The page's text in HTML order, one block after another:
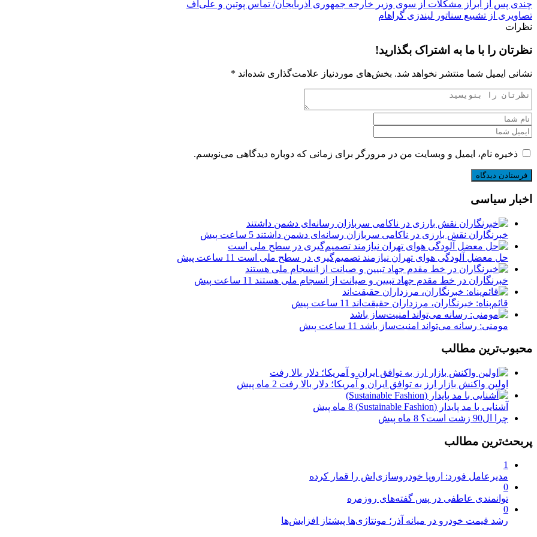
چندی پس از ابراز مشکلات از سوی وزیر خارجه جمهوری آذربایجان/ تماس پوتین و علی‌اف
تصاویری از تشییع سناتور لیندزی گراهام
نظرات
نظرتان را با ما به اشتراک بگذارید!
نشانی ایمیل شما منتشر نخواهد شد. بخش‌های موردنیاز علامت‌گذاری شده‌اند *
ذخیره نام، ایمیل و وبسایت من در مرورگر برای زمانی که دوباره دیدگاهی می‌نویسم.
اخبار سیاسی
خبرنگاران نقش بارزی در ناکامی سربازان رسانه‌ای دشمن داشتند 5 ساعت پیش
حل معضل آلودگی هوای تهران نیازمند تصمیم‌گیری در سطح ملی است 11 ساعت پیش
خبرنگاران در خط مقدم جهاد تبیین و صیانت از انسجام ملی هستند 11 ساعت پیش
قائم‌پناه: ‏خبرنگاران، مرزداران حقیقت‌اند 11 ساعت پیش
مومنی: رسانه می‌تواند امنیت‌ساز باشد 11 ساعت پیش
محبوب‌ترین مطالب
اولین واکنش بازار ارز به توافق ایران و آمریکا؛ دلار بالا رفت 2 ماه پیش
آشنایی با مد پایدار (Sustainable Fashion)
8 ماه پیش
چرا ال90 زشت است؟
8 ماه پیش
پربحث‌ترین مطالب
1
مدیرعامل فورد: اروپا خودروسازی‌اش را قمار کرده
0
توانمندی عاطفی در پس گفته‌های روزمره
0
رشد قیمت خودرو در میانه آذر؛ مونتاژی‌ها پیشتاز افزایش‌ها